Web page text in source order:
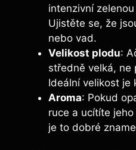
intenzivní
Ujistěte se, že
nebo vad.
Velikost plodu:
středně velká, ne
Ideální velikost je
Aroma: Pokud
ruce a ucítíte
je to dobré